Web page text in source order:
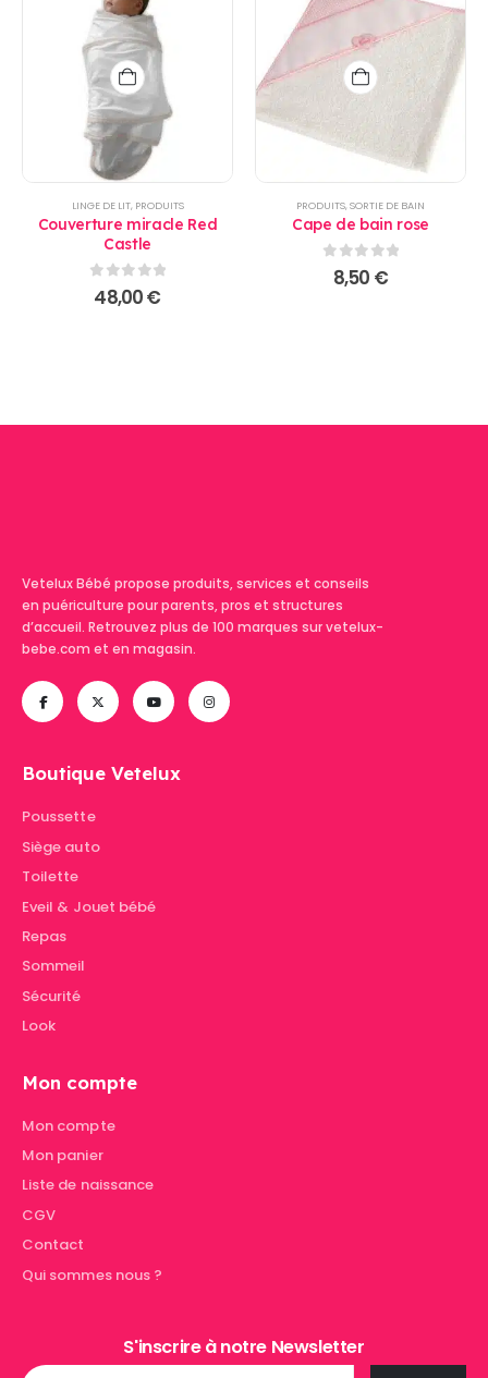
LINGE DE LIT, PRODUITS
Couverture miracle Red
Castle
0sur 5
48,00€
PRODUITS,SORTIE DE BAIN
Cape de bain rose
sur 5
8,50 €
Vetelux Bébé propose produits, services et conseils
en puériculture pour parents, pros et structures
d’accueil. Retrouvez plus de 100 marques sur vetelux-
bebe.com et en magasin.
Boutique Vetelux
Poussette
Siège auto
Toilette
Eveil & Jouet bébé
Repas
Sommeil
Sécurité
Look
Mon compte
Mon compte
Mon panier
Liste de naissance
CGV
Contact
Qui sommes nous ?
S'inscrire à notre Newsletter